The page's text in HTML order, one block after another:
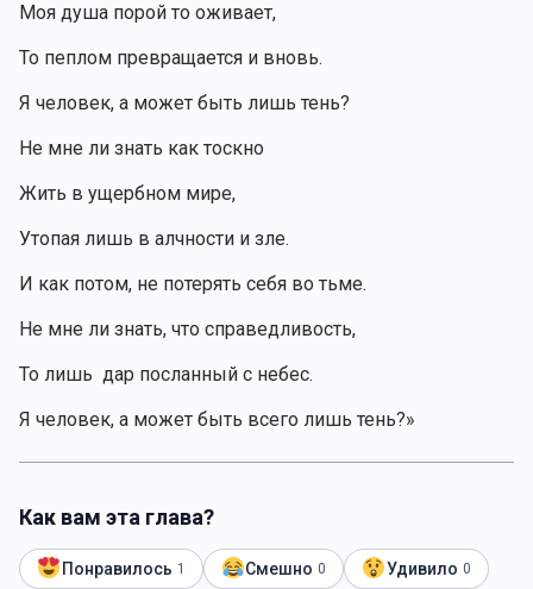
Моя душа порой то оживает,
То пеплом превращается и вновь.
Я человек, а может быть лишь тень?
Не мне ли знать как тоскно
Жить в ущербном мире,
Утопая лишь в алчности и зле.
И как потом, не потерять себя во тьме.
Не мне ли знать, что справедливость,
То лишь  дар посланный с небес.
Я человек, а может быть всего лишь тень?»
Как вам эта глава?
Понравилось 1 Смешно 0 Удивило 0